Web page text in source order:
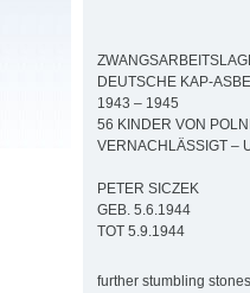
DEUTSCHE KAP-
1943 – 1945
56 KINDER VON
VERNACHLÄSSIGT –
PETER SICZEK
GEB. 5.6.1944
TOT 5.9.1944
further stumbling